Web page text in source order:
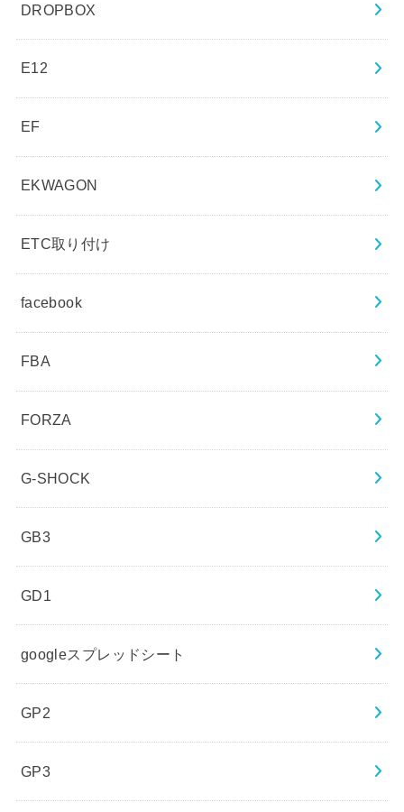
DROPBOX
E12
EF
EKWAGON
ETC取り付け
facebook
FBA
FORZA
G-SHOCK
GB3
GD1
googleスプレッドシート
GP2
GP3